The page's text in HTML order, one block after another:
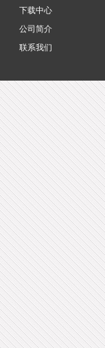
下载中心
公司简介
联系我们